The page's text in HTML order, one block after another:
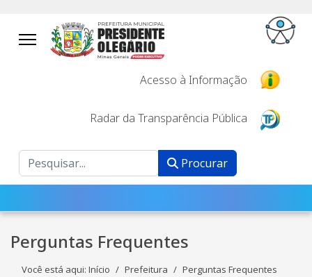
Acesso à Informação
Radar da Transparência Pública
Procurar Procurar
Perguntas Frequentes
Você está aqui: Início Prefeitura Perguntas Frequentes